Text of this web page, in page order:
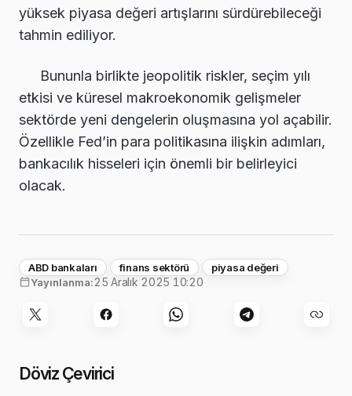
yüksek piyasa değeri artışlarını sürdürebileceği
tahmin ediliyor.
Bununla birlikte jeopolitik riskler, seçim yılı
etkisi ve küresel makroekonomik gelişmeler
sektörde yeni dengelerin oluşmasına yol açabilir.
Özellikle Fed’in para politikasına ilişkin adımları,
bankacılık hisseleri için önemli bir belirleyici
olacak.
ABD bankaları finans sektörü
piyasa değeri
Yayınlanma:25 Aralık 2025 10:20
Döviz Çevirici